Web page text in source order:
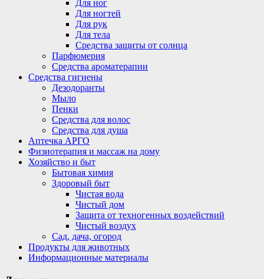
Для ног
Для ногтей
Для рук
Для тела
Средства защиты от солнца
Парфюмерия
Средства ароматерапии
Средства гигиены
Дезодоранты
Мыло
Пенки
Средства для волос
Средства для душа
Аптечка АРГО
Физиотерапия и массаж на дому
Хозяйство и быт
Бытовая химия
Здоровый быт
Чистая вода
Чистый дом
Защита от техногенных воздействий
Чистый воздух
Сад, дача, огород
Продукты для животных
Информационные материалы